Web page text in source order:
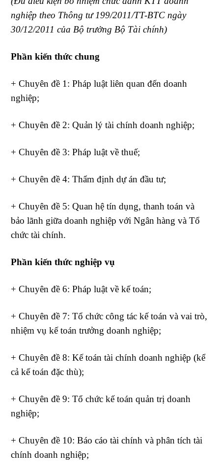
nghiệp theo Thông tư 199/2011/TT-BTC ngày
30/12/2011 của Bộ trưởng Bộ Tài chính)
Phần kiến thức chung
+ Chuyên đề 1: Pháp luật liên quan đến doanh
nghiệp;
+ Chuyên đề 2: Quản lý tài chính doanh nghiệp;
+ Chuyên đề 3: Pháp luật về thuế;
+ Chuyên đề 4: Thẩm định dự án đầu tư;
+ Chuyên đề 5: Quan hệ tín dụng, thanh toán và
bảo lãnh giữa doanh nghiệp với Ngân hàng và Tổ
chức tài chính.
Phần kiến thức nghiệp vụ
+ Chuyên đề 6: Pháp luật về kế toán;
+ Chuyên đề 7: Tổ chức công tác kế toán và vai trò,
nhiệm vụ kế toán trưởng doanh nghiệp;
+ Chuyên đề 8: Kế toán tài chính doanh nghiệp (kể
cả kế toán đặc thù);
+ Chuyên đề 9: Tổ chức kế toán quản trị doanh
nghiệp;
+ Chuyên đề 10: Báo cáo tài chính và phân tích tài
chính doanh nghiệp;